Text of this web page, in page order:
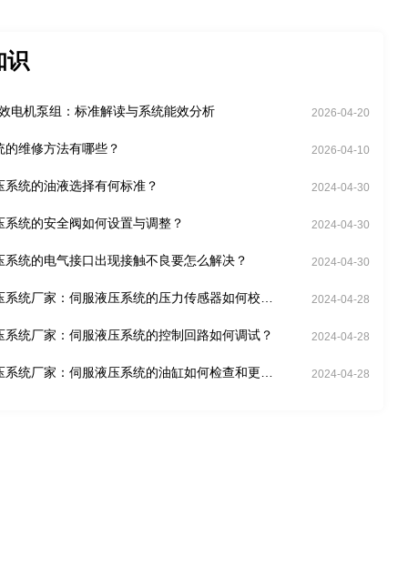
识
电机泵组：标准解读与系统能效分析 2026-04-20
的维修方法有哪些？ 2026-04-10
系统的油液选择有何标准？ 2024-04-30
系统的安全阀如何设置与调整？ 2024-04-30
系统的电气接口出现接触不良要怎么解决？ 2024-04-30
系统厂家：伺服液压系统的压力传感器如何校 2024-04-28
系统厂家：伺服液压系统的控制回路如何调试？ 2024-04-28
系统厂家：伺服液压系统的油缸如何检查和更 2024-04-28